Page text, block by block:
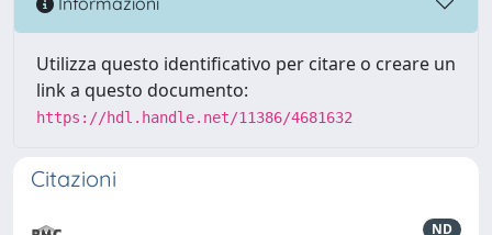
Utilizza questo identificativo per citare o creare un
link a questo documento:
https://hdl.handle.net/11386/4681632
Citazioni
ND